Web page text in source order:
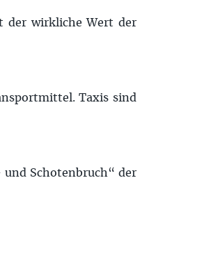
der wirkliche Wert der
Taxis sind
Schotenbruch“ der